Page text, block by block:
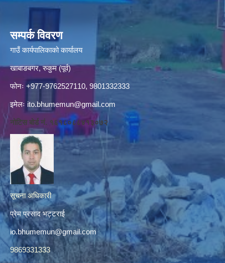
सम्पर्क विवरण
गाउँ कार्यपालिकाको कार्यालय
खाबाङबगर, रुकुम (पूर्व)
फोनः +977-9762527110, 9801332333
इमेलः ito.bhumemun@gmail.com
नोटिस बोर्ड नं. १६१८०८८४१३०७२
सूचना अधिकारी
प्रेम प्रसाद भट्टराई
io.bhumemun@gmail.com
9869331333